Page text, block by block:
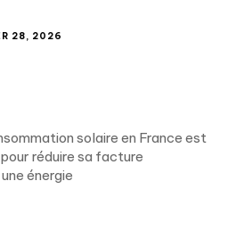
28, 2026
solaire en France est
réduire sa facture
énergie